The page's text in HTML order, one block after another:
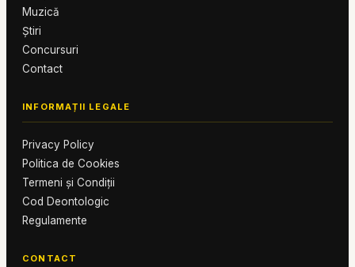
Muzică
Știri
Concursuri
Contact
INFORMAȚII LEGALE
Privacy Policy
Politica de Cookies
Termeni și Condiții
Cod Deontologic
Regulamente
CONTACT